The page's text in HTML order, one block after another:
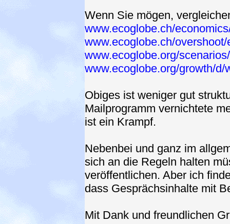
Wenn Sie mögen,
www.ecoglobe.ch/
www.ecoglobe.ch/overshoot/
www.ecoglobe.org/
www.ecoglobe.org/growth/d/
Obiges ist weniger gut
Mailprogramm vernichtete
ist ein Krampf.
Nebenbei und ganz im
sich an die Regeln halten
veröffentlichen. Aber ich
dass Gesprächsinhalte mit
Mit Dank und freundlichen